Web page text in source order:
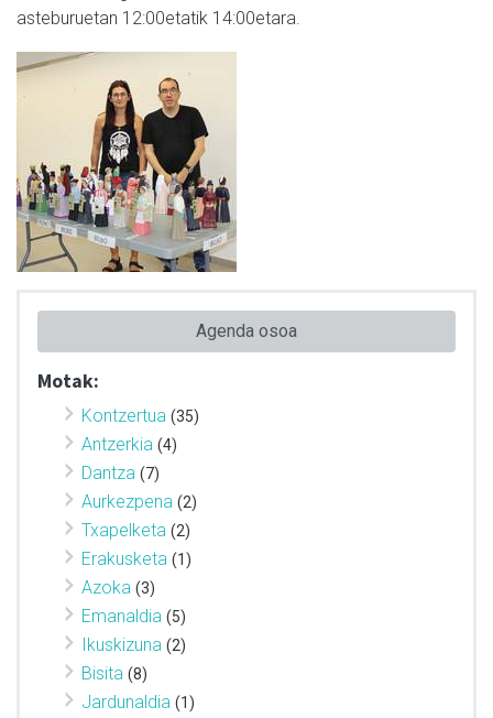
asteburuetan 12:00etatik 14:00etara.
Agenda osoa
Motak:
Kontzertua (35)
Antzerkia (4)
Dantza (7)
Aurkezpena (2)
Txapelketa (2)
Erakusketa (1)
Azoka (3)
Emanaldia (5)
Ikuskizuna (2)
Bisita (8)
Jardunaldia (1)